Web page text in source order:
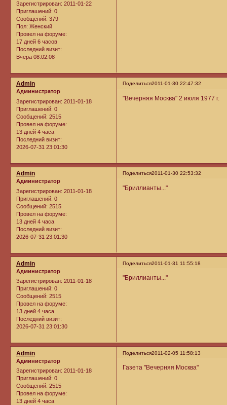
Зарегистрирован: 2011-01-22
Приглашений: 0
Сообщений: 379
Пол: Женский
Провел на форуме:
17 дней 6 часов
Последний визит:
Вчера 08:02:08
Поделиться2011-01-30 22:47:32
Admin
Администратор
Зарегистрирован: 2011-01-18
Приглашений: 0
Сообщений: 2515
Провел на форуме:
13 дней 4 часа
Последний визит:
2026-07-31 23:01:30
"Вечерняя Москва" 2 июля 1977 г.
Поделиться2011-01-30 22:53:32
Admin
Администратор
Зарегистрирован: 2011-01-18
Приглашений: 0
Сообщений: 2515
Провел на форуме:
13 дней 4 часа
Последний визит:
2026-07-31 23:01:30
"Бриллианты..."
Поделиться2011-01-31 11:55:18
Admin
Администратор
Зарегистрирован: 2011-01-18
Приглашений: 0
Сообщений: 2515
Провел на форуме:
13 дней 4 часа
Последний визит:
2026-07-31 23:01:30
"Бриллианты..."
Поделиться2011-02-05 11:58:13
Admin
Администратор
Зарегистрирован: 2011-01-18
Приглашений: 0
Сообщений: 2515
Провел на форуме:
13 дней 4 часа
Газета "Вечерняя Москва"